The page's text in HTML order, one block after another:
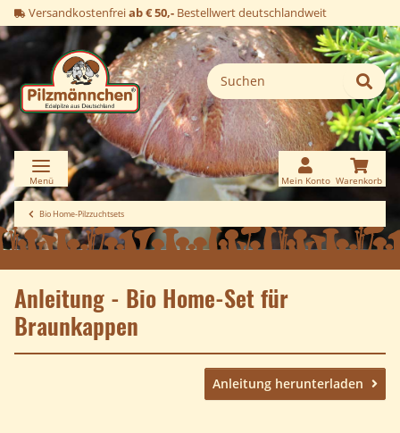
Versandkostenfreiab € 50,- Bestellwert deutschlandweit
Bio Home-Pilzzuchtsets
Anleitung - Bio Home-Set für
Braunkappen
Anleitung herunterladen